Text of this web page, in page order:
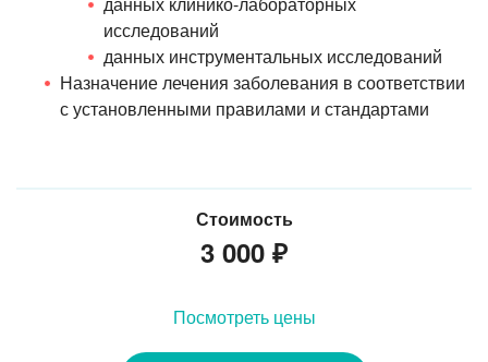
исследований
данных инструментальных исследований
Назначение лечения заболевания в соответствии
с установленными правилами и стандартами
Стоимость
3 000 ₽
Посмотреть цены